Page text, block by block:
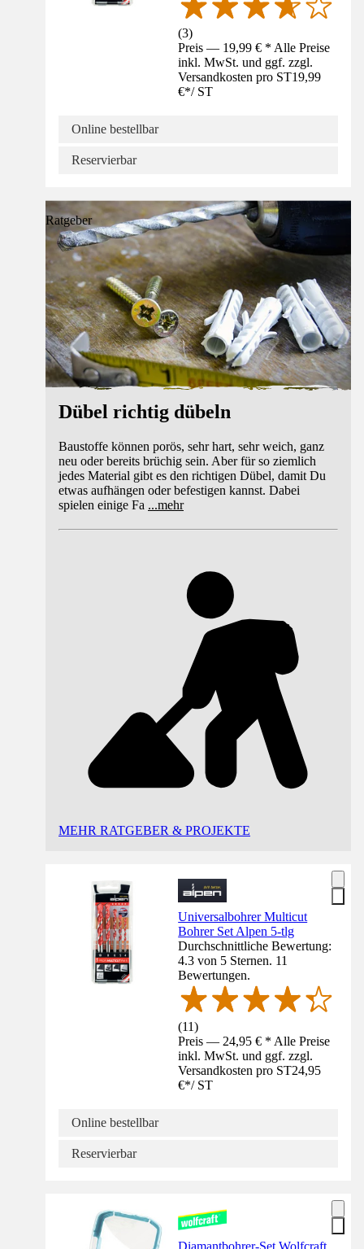
(3)
Preis — 19,99 € * Alle Preise
inkl. MwSt. und ggf. zzgl.
Versandkosten pro ST19,99
€*/ ST
Online bestellbar
Reservierbar
Ratgeber
Dübel richtig dübeln
Baustoffe können porös, sehr hart, sehr weich, ganz
neu oder bereits brüchig sein. Aber für so ziemlich
jedes Material gibt es den richtigen Dübel, damit Du
etwas aufhängen oder befestigen kannst. Dabei
spielen einige Fa ...mehr
MEHR RATGEBER & PROJEKTE
Universalbohrer Multicut
Bohrer Set Alpen 5-tlg
Durchschnittliche Bewertung:
4.3 von 5 Sternen. 11
Bewertungen.
(11)
Preis — 24,95 € * Alle Preise
inkl. MwSt. und ggf. zzgl.
Versandkosten pro ST24,95
€*/ ST
Online bestellbar
Reservierbar
Diamantbohrer-Set Wolfcraft